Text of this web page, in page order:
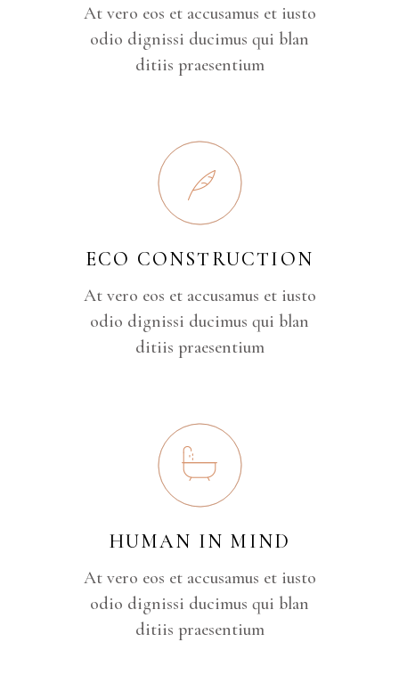
At vero eos et accusamus et iusto
odio dignissi ducimus qui blan
ditiis praesentium
ECO CONSTRUCTION
At vero eos et accusamus et iusto
odio dignissi ducimus qui blan
ditiis praesentium
HUMAN IN MIND
At vero eos et accusamus et iusto
odio dignissi ducimus qui blan
ditiis praesentium